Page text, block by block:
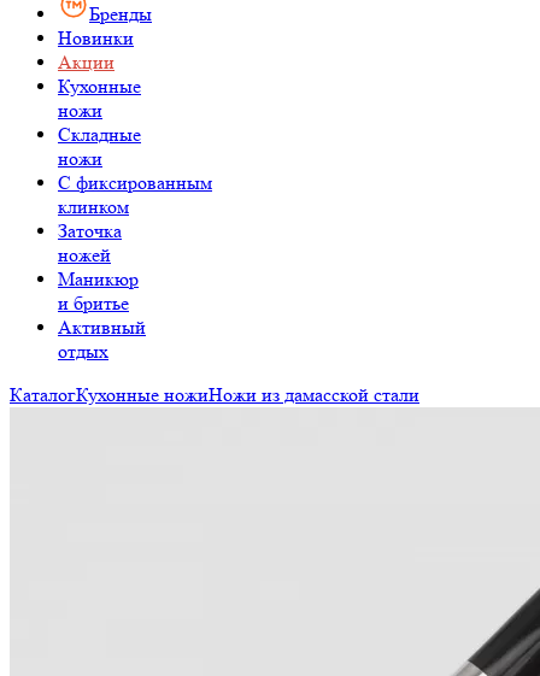
Бренды
Новинки
Акции
Кухонные
ножи
Складные
ножи
C фиксированным
клинком
Заточка
ножей
Маникюр
и бритье
Активный
отдых
КаталогКухонные ножиНожи из дамасской стали